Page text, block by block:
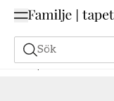
Sök
Tapeter Varumärken